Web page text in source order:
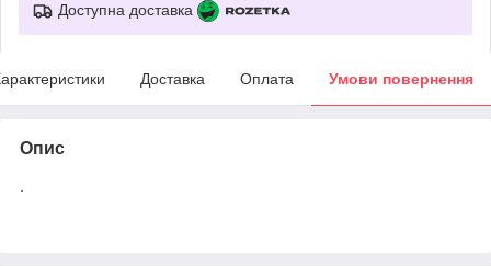
Доступна доставка
Доставка Оплата Умови повернення
Опис